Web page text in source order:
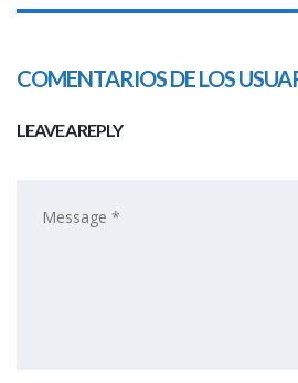
COMENTARIOS DE LOS
LEAVE A REPLY